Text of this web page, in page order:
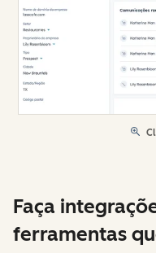
Faça
ferramentas